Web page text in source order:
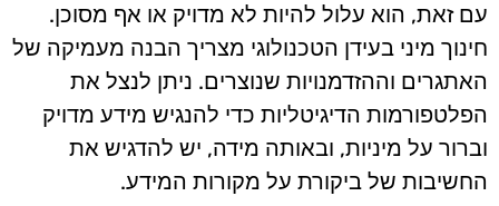
עם זאת, הוא עלול להיות לא מדויק או אף מסוכן.
חינוך מיני בעידן הטכנולוגי מצריך הבנה מעמיקה של
האתגרים וההזדמנויות שנוצרים. ניתן לנצל את
הפלטפורמות הדיגיטליות כדי להנגיש מידע מדויק
וברור על מיניות, ובאותה מידה, יש להדגיש את
החשיבות של ביקורת על מקורות המידע.